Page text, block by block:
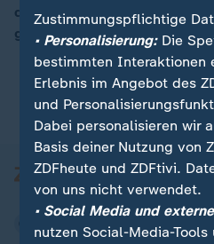
00:16
deutsche Team bereitet sich
gewissenhaft auf das erste
Zustimmungspflichtige
• Personalisierung:Die
bestimmten Interaktionen
Erlebnis im Angebot des
und
Dabei personalisieren wir
Basis deiner Nutzung von
ZDFheute und ZDFtivi.
von uns nicht verwendet.
• Social Media und
nutzen Social-Media-Tools